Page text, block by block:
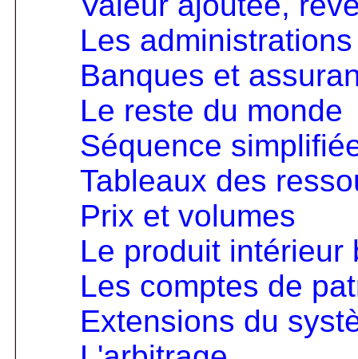
Les
Banques et
Le reste du monde
Séquence
Tableaux des
Prix et volumes
Le produit intérieur
Les comptes de
Extensions du